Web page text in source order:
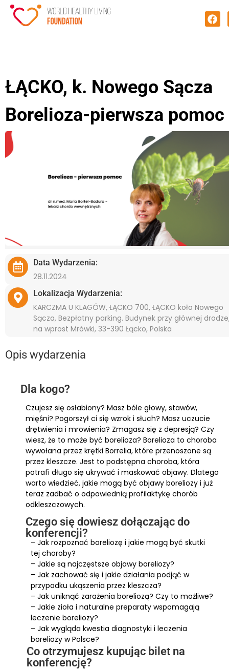
ŁĄCKO, k. Nowego Sącza
Borelioza-pierwsza pomoc
Data Wydarzenia:
28.11.2024
Lokalizacja Wydarzenia:
KARCZMA U KLAGÓW, ŁĄCKO 700, ŁĄCKO koło Nowego
Sącza, Bezpłatny parking. Budynek przy głównej
na wprost Mrówki, 33-390 Łącko, Polska
Opis wydarzenia
Dla kogo?
Czujesz się osłabiony? Masz bóle głowy, stawów,
mięśni? Pogorszył ci się wzrok i słuch? Masz uczucie
drętwienia i mrowienia? Zmagasz się z depresją? Czy
wiesz, że to może być borelioza? Borelioza to choroba
wywołana przez krętki Borrelia, które przenoszone są
przez kleszcze. Jest to podstępna choroba, która
potrafi długo się ukrywać i maskować objawy. Dlatego
warto wiedzieć, jakie mogą być objawy boreliozy i już
teraz zadbać o odpowiednią profilaktykę chorób
odkleszczowych.
Czego się dowiesz dołączając do
konferencji?
– Jak rozpoznać boreliozę i jakie mogą być skutki
tej choroby?
– Jakie są najczęstsze objawy boreliozy?
– Jak zachować się i jakie działania podjąć w
przypadku ukąszenia przez kleszcza?
– Jak uniknąć zarażenia boreliozą? Czy to możliwe?
– Jakie zioła i naturalne preparaty wspomagają
leczenie boreliozy?
– Jak wygląda kwestia diagnostyki i leczenia
boreliozy w Polsce?
Co otrzymujesz kupując bilet na
konferencję?